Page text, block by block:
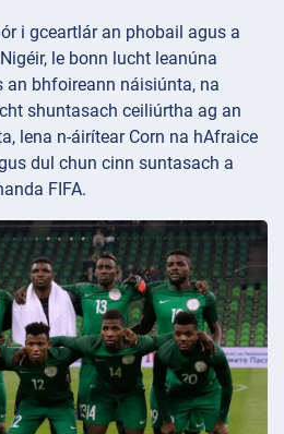
i gceartlár an phobail agus a
le bonn lucht leanúna
bhfoireann náisiúnta, na
shuntasach ceiliúrtha ag an
lena n-áirítear Corn na hAfraice
dul chun cinn suntasach a
FIFA.